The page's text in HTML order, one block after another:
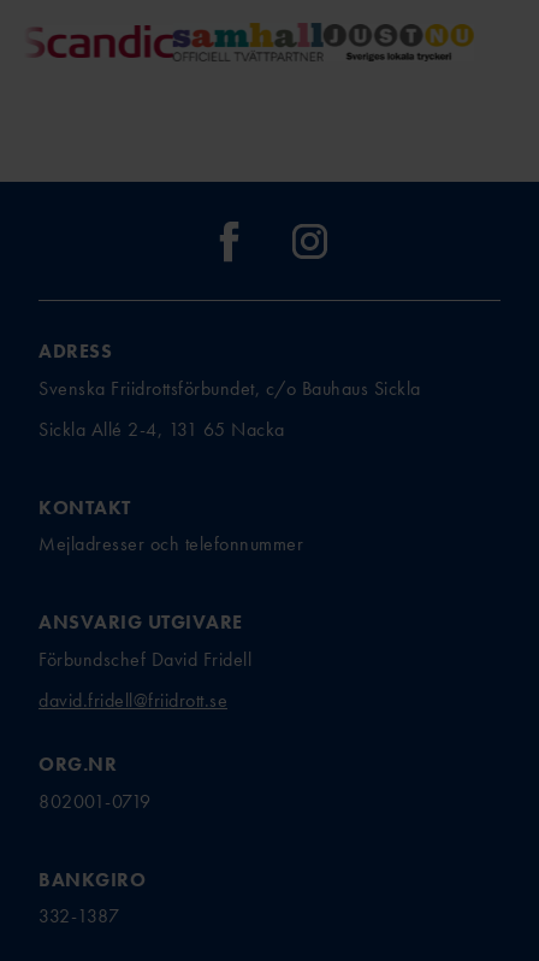
ADRESS
Svenska Friidrottsförbundet, c/o Bauhaus Sickla
Sickla Allé 2-4, 131 65 Nacka
KONTAKT
Mejladresser och telefonnummer
ANSVARIG UTGIVARE
Förbundschef David Fridell
david.fridell@friidrott.se
ORG.NR
802001-0719
BANKGIRO
332-1387